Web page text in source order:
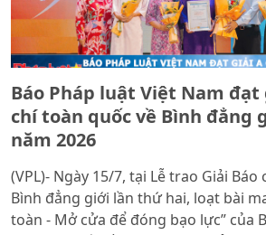
Báo Pháp luật Việt Nam đạt
chí toàn quốc về Bình đẳng
năm 2026
(VPL)- Ngày 15/7, tại Lễ trao Giải
Bình đẳng giới lần thứ hai, loạt bài
toàn - Mở cửa để đóng bạo lực” của